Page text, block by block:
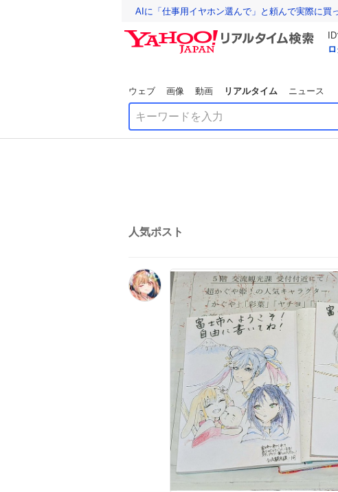
AIに「仕事用イヤホン選んで」と頼んで実際に買
ウェブ 画像 動画 リアルタイム ニュース
人気ポスト